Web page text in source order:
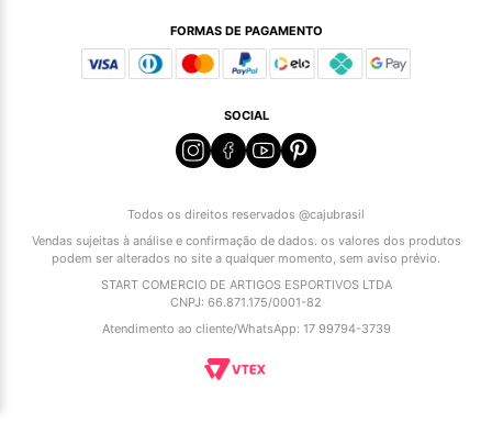
FORMAS DE PAGAMENTO
SOCIAL
Todos os direitos reservados @cajubrasil
Vendas sujeitas à análise e confirmação de dados. os valores dos produtos
podem ser alterados no site a qualquer momento, sem aviso prévio.
START COMERCIO DE ARTIGOS ESPORTIVOS LTDA
CNPJ: 66.871.175/0001-82
Atendimento ao cliente/WhatsApp: 17 99794-3739